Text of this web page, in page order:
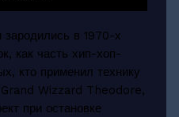
зародились в 1970-х
как часть хип-хоп-
кто применил технику
Grand Wizzard Theodore,
при остановке